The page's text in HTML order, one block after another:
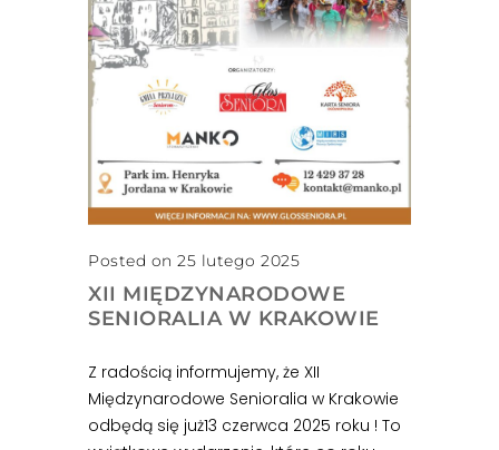
Posted on 25 lutego 2025
XII MIĘDZYNARODOWE
SENIORALIA W KRAKOWIE
Z radością informujemy, że XII
Międzynarodowe Senioralia w Krakowie
odbędą się już13 czerwca 2025 roku ! To